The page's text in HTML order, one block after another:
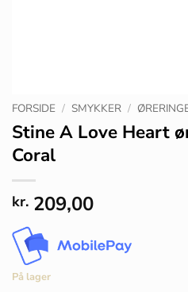
FORSIDE / SMYKKER /
Stine A Love Heart
Coral
kr. 209,00
På lager